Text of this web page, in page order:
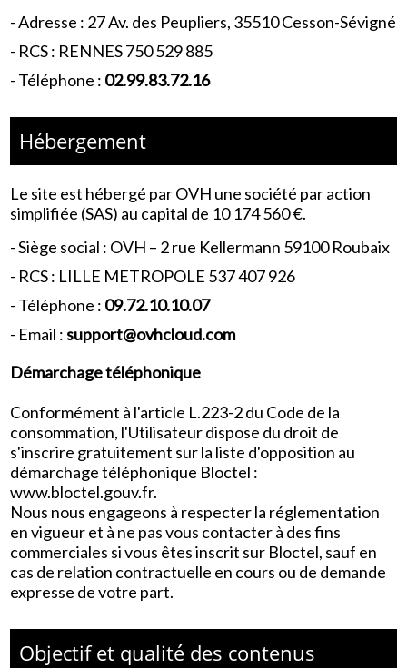
-Adresse : 27 Av. des Peupliers, 35510 Cesson-Sévigné
- RCS : RENNES 750 529 885
- Téléphone : 02.99.83.72.16
Hébergement
Le site est hébergé parOVH une société par action
simplifiée (SAS) au capital de 10 174 560 €.
-Siège social : OVH – 2 rue Kellermann 59100 Roubaix
- RCS : LILLE METROPOLE 537 407 926
- Téléphone : 09.72.10.10.07
- Email :support@ovhcloud.com
Démarchage téléphonique
Conformément à l'article L.223-2 du Code de la
consommation, l'Utilisateur dispose du droit de
s'inscrire gratuitement sur la liste d'opposition au
démarchage téléphonique Bloctel :
www.bloctel.gouv.fr.
Nous nous engageons à respecter la réglementation
en vigueur et à ne pas vous contacter à des fins
commerciales si vous êtes inscrit sur Bloctel, sauf en
cas de relation contractuelle en cours ou de demande
expresse de votre part.
Objectif et qualité des contenus